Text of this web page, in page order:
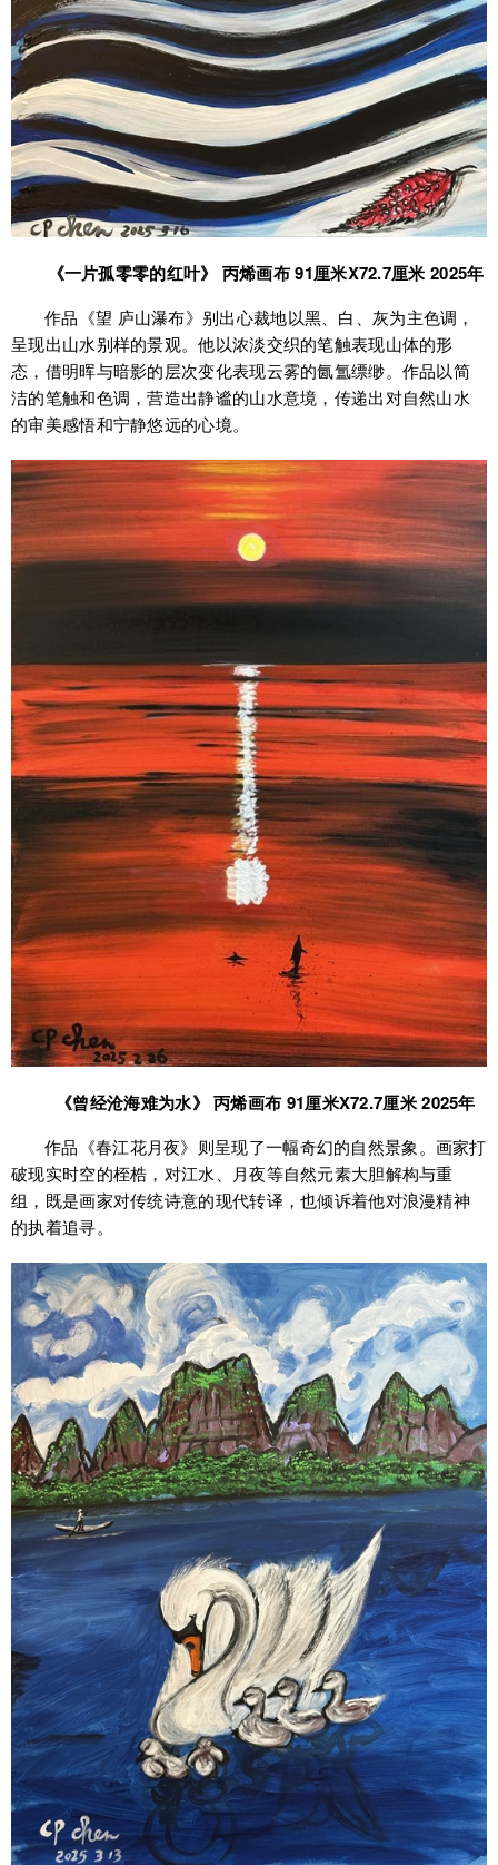
《一片孤零零的红叶》 丙烯画布 91厘米X72.7厘米 2025年
作品《望 庐山瀑布》别出心裁地以黑、白、灰为主色调，
呈现出山水别样的景观。他以浓淡交织的笔触表现山体的形
态，借明晖与暗影的层次变化表现云雾的氤氲缥缈。作品以简
洁的笔触和色调，营造出静谧的山水意境，传递出对自然山水
的审美感悟和宁静悠远的心境。
《曾经沧海难为水》 丙烯画布 91厘米X72.7厘米 2025年
作品《春江花月夜》则呈现了一幅奇幻的自然景象。画家打
破现实时空的桎梏，对江水、月夜等自然元素大胆解构与重
组，既是画家对传统诗意的现代转译，也倾诉着他对浪漫精神
的执着追寻。